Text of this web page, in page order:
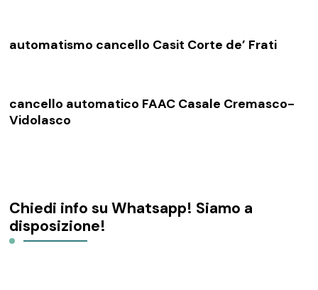
automatismo cancello Casit Corte de’ Frati
cancello automatico FAAC Casale Cremasco-
Vidolasco
Chiedi info su Whatsapp! Siamo a
disposizione!